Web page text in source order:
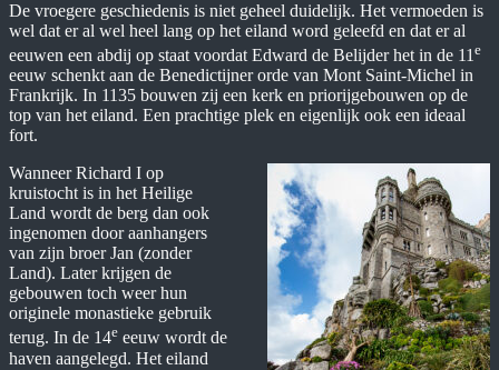
De vroegere geschiedenis is niet geheel duidelijk. Het vermoeden is
wel dat er al wel heel lang op het eiland word geleefd en dat er al
eeuwen een abdij op staat voordat Edward de Belijder het in de 11 e
eeuw schenkt aan de Benedictijner orde van Mont Saint-Michel in
Frankrijk. In 1135 bouwen zij een kerk en priorijgebouwen op de
top van het eiland. Een prachtige plek en eigenlijk ook een ideaal
fort.
Wanneer Richard I op
kruistocht is in het Heilige
Land wordt de berg dan ook
ingenomen door aanhangers
van zijn broer Jan (zonder
Land). Later krijgen de
gebouwen toch weer hun
originele monastieke gebruik
terug. In de 14e eeuw wordt de
haven aangelegd. Het eiland